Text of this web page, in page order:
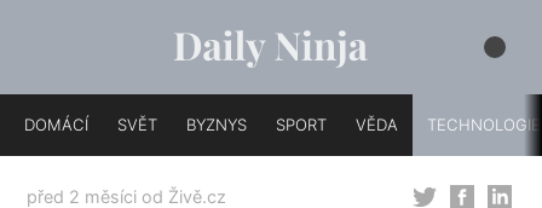
DOMÁCÍ SVĚT BYZNYS SPORT VĚDA TECHNOLOGIE
před 2 měsíci od Živě.cz